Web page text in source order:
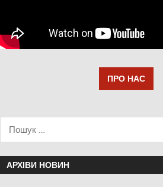
ПРО НАС
АРХІВИ НОВИН